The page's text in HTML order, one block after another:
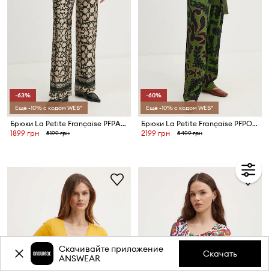
-63%
Ещё -10% с кодом WEB*
Брюки La Petite Française PFPARTAGE
1899 грн
5199 грн
-60%
Ещё -10% с кодом WEB*
Брюки La Petite Française PFPONCTUEL
2199 грн
5499 грн
Скачивайте приложение
ANSWEAR
Скачать